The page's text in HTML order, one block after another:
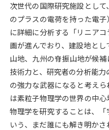
志望校・出願校を調べる
併願校選び
先輩が入学を決めた理由
新生活お役立ちガイド
次世代の国際研究施設とし
のプラスの電荷を持った電
に詳細に分析する「リニア
画が進んでおり、建設地と
山地、九州の脊振山地が候
技術力と、研究者の分析能
の強力な武器になると考え
は素粒子物理学の世界の中
物理学を研究することは、
いう、まだ誰にも解き明か